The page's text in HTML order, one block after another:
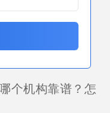
个机构靠谱？怎